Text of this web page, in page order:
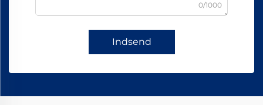
0/1000
Indsend